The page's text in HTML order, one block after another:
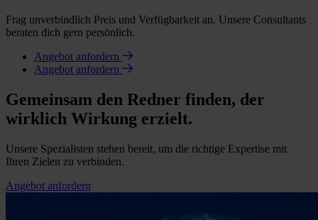
Frag unverbindlich Preis und Verfügbarkeit an. Unsere Consultants
beraten dich gern persönlich.
Angebot anfordern
Angebot anfordern
Gemeinsam den Redner finden, der
wirklich Wirkung erzielt.
Unsere Spezialisten stehen bereit, um die richtige Expertise mit
Ihren Zielen zu verbinden.
Angebot anfordern